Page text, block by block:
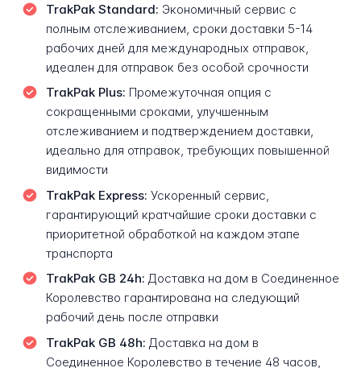
TrakPak Standard: Экономичный сервис с
полным отслеживанием, сроки доставки 5-14
рабочих дней для международных отправок,
идеален для отправок без особой срочности
TrakPak Plus: Промежуточная опция с
сокращенными сроками, улучшенным
отслеживанием и подтверждением доставки,
идеально для отправок, требующих повышенной
видимости
TrakPak Express: Ускоренный сервис,
гарантирующий кратчайшие сроки доставки с
приоритетной обработкой на каждом этапе
транспорта
TrakPak GB 24h: Доставка на дом в Соединенное
Королевство гарантирована на следующий
рабочий день после отправки
TrakPak GB 48h: Доставка на дом в
Соединенное Королевство в течение 48 часов,